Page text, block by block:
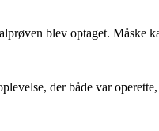
blev optaget. Måske
der både var